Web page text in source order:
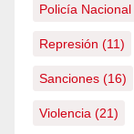
Policía Nacional
Represión (11)
Sanciones (16)
Violencia (21)